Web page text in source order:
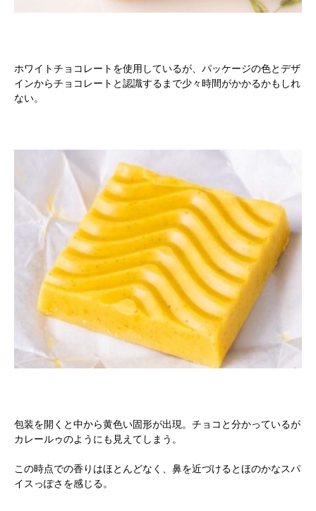
ホワイトチョコレートを使用しているが、パッケージの色とデザ
インからチョコレートと認識するまで少々時間がかかるかもしれ
ない。
包装を開くと中から黄色い固形が出現。チョコと分かっているが
カレールゥのようにも見えてしまう。
この時点での香りはほとんどなく、鼻を近づけるとほのかなスパ
イスっぽさを感じる。